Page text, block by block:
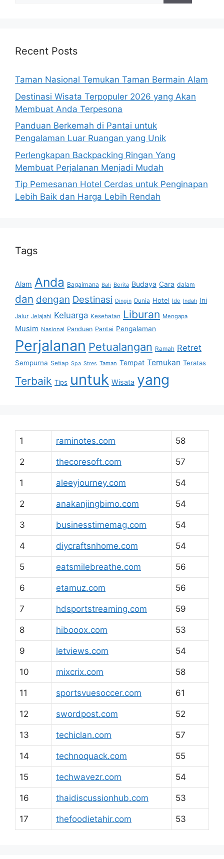
Recent Posts
Taman Nasional Temukan Taman Bermain Alam
Destinasi Wisata Terpopuler 2026 yang Akan
Membuat Anda Terpesona
Panduan Berkemah di Pantai untuk
Pengalaman Luar Ruangan yang Unik
Perlengkapan Backpacking Ringan Yang
Membuat Perjalanan Menjadi Mudah
Tip Pemesanan Hotel Cerdas untuk Penginapan
Lebih Baik dan Harga Lebih Rendah
Tags
Alam Anda Bagaimana Bali Berita Budaya Cara dalam
dan dengan Destinasi Dingin Dunia Hotel Ide Indah Ini
Jalur Jelajahi Keluarga Kesehatan Liburan Mengapa
Musim Nasional Panduan Pantai Pengalaman
Perjalanan Petualangan Ramah Retret
Sempurna Setiap Spa Stres Taman Tempat Temukan Teratas
Terbaik Tips untuk Wisata yang
1 raminotes.com 58
2 thecoresoft.com 57
1 aleeyjourney.com 54
2 anakanjingbimo.com 54
3 businesstimemag.com 54
4 diycraftsnhome.com 54
5 eatsmilebreathe.com 56
6 etamuz.com 56
7 hdsportstreaming.com 59
8 hibooox.com 53
9 letviews.com 54
10 mixcrix.com 58
11 sportsvuesoccer.com 61
12 swordpost.com 52
13 techiclan.com 57
14 technoquack.com 55
15 techwavezr.com 54
16 thaidiscussionhub.com 53
17 thefoodietahir.com 53